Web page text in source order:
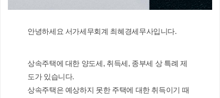
안녕하세요 서가세무회계 최혜경세무사입니다.
상속주택에 대한 양도세, 취득세, 종부세 상 특례 제
도가 있습니다.
상속주택은 예상하지 못한 주택에 대한 취득이기 때